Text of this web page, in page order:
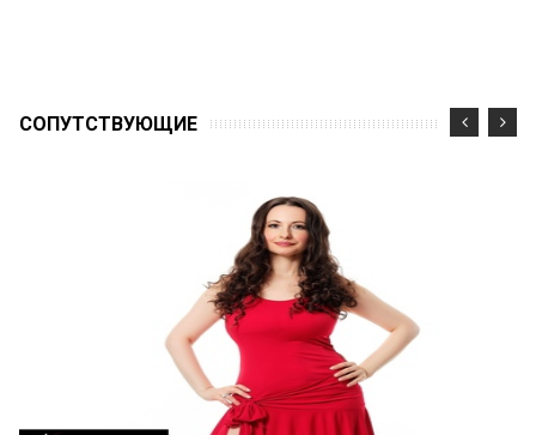
CОПУТСТВУЮЩИЕ